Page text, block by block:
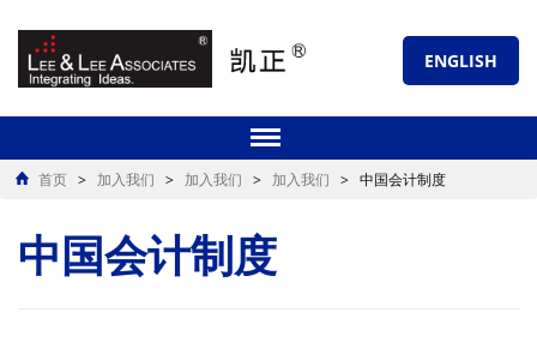
ENGLISH
首页 > 加入我们 > 加入我们 > 加入我们 > 中国会计制度
中国会计制度